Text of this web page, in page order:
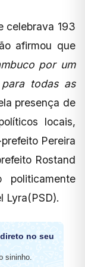
celebrava 193
afirmou que
por um
todas as
presença de
locais,
Pereira
Rostand
politicamente
Lyra(PSD).
no seu
sininho.